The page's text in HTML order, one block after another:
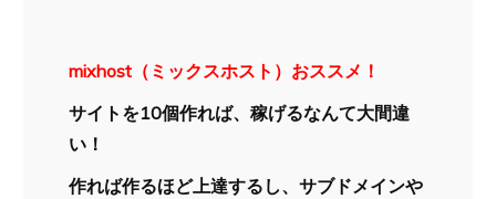
mixhost（ミックスホスト）おススメ！
サイトを10個作れば、稼げるなんて大間違
い！
作れば作るほど上達するし、サブドメインや